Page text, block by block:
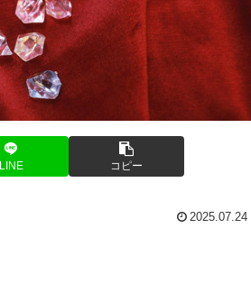
LINE コピー
2025.07.24